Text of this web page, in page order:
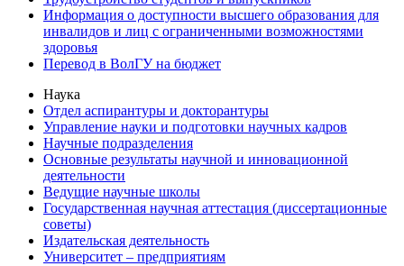
Информация о доступности высшего образования для
инвалидов и лиц с ограниченными возможностями
здоровья
Перевод в ВолГУ на бюджет
Наука
Отдел аспирантуры и докторантуры
Управление науки и подготовки научных кадров
Научные подразделения
Основные результаты научной и инновационной
деятельности
Ведущие научные школы
Государственная научная аттестация (диссертационные
советы)
Издательская деятельность
Университет – предприятиям